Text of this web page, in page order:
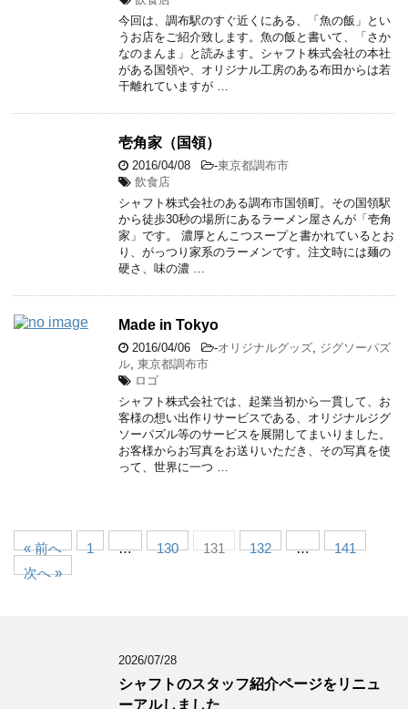
今回は、調布駅のすぐ近くにある、「魚の飯」とい
うお店をご紹介致します。魚の飯と書いて、「さか
なのまんま」と読みます。シャフト株式会社の本社
がある国領や、オリジナル工房のある布田からは若
干離れていますが …
壱角家（国領）
2016/04/08 -東京都調布市
飲食店
シャフト株式会社のある調布市国領町。その国領駅
から徒歩30秒の場所にあるラーメン屋さんが「壱角
家」です。 濃厚とんこつスープと書かれているとお
り、がっつり家系のラーメンです。注文時には麺の
硬さ、味の濃 …
Made in Tokyo
2016/04/06 -オリジナルグッズ ジグソーパズ
ル 東京都調布市
ロゴ
シャフト株式会社では、起業当初から一貫して、お
客様の想い出作りサービスである、オリジナルジグ
ソーパズル等のサービスを展開してまいりました。
お客様からお写真をお送りいただき、その写真を使
って、世界に一つ …
« 前へ 1 … 130 131 132 …
141
次へ »
2026/07/28
シャフトのスタッフ紹介ページをリニュ
ーアルしました